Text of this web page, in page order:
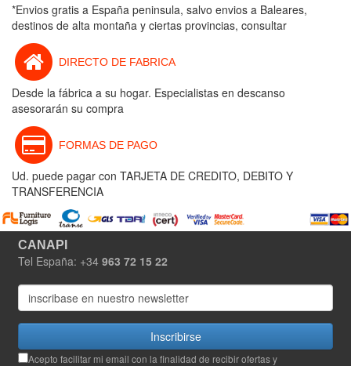
*Envios gratis a España peninsula, salvo envios a Baleares,
destinos de alta montaña y ciertas provincias, consultar
DIRECTO DE FABRICA
Desde la fábrica a su hogar. Especialistas en descanso
asesorarán su compra
FORMAS DE PAGO
Ud. puede pagar con TARJETA DE CREDITO, DEBITO Y
TRANSFERENCIA
CANAPI
Tel España: +34 963 72 15 22
Inscribirse
Acepto facilitar mi email con la finalidad de recibir ofertas y